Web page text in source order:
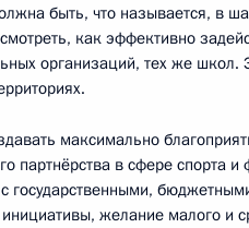
2018 года, 18:00
недвижимого имущества
значения
2018 года, 18:55
быть, что называется, в
как эффективно
организаций, тех же школ.
максимально
партнёрства в сфере спорта
государственными,
желание малого и